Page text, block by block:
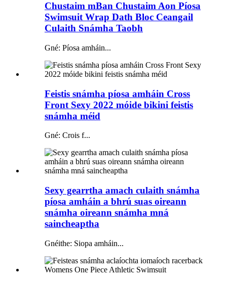
Chustaim mBan Chustaim Aon Píosa
Swimsuit Wrap Dath Bloc Ceangail
Culaith Snámha Taobh
Gné: Píosa amháin...
Feistis snámha píosa amháin Cross
Front Sexy 2022 móide bikini feistis
snámha méid
Gné: Crois f...
Sexy gearrtha amach culaith snámha
píosa amháin a bhrú suas oireann
snámha oireann snámha mná
saincheaptha
Gnéithe: Siopa amháin...